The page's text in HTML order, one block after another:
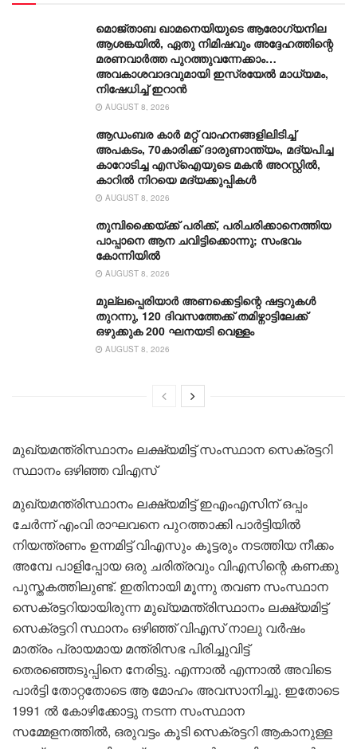
മൊജ്താബ ഖാമനെയിയുടെ ആരോ​ഗ്യനില
ആശങ്കയിൽ, ഏതു നിമിഷവും അദ്ദേഹത്തിന്റെ
മരണവാർത്ത പുറത്തുവന്നേക്കാം…
അവകാശവാദവുമായി ഇസ്രയേൽ മാധ്യമം,
നിഷേധിച്ച് ഇറാൻ
AUGUST 8, 2026
ആഡംബര കാര്‍ മറ്റ് വാഹനങ്ങളിലിടിച്ച്
അപകടം, 70കാരിക്ക് ദാരുണാന്ത്യം, മദ്യപിച്ച
കാറോടിച്ച എസ്ഐയുടെ മകന്‍ അറസ്റ്റില്‍,
കാറില്‍ നിറയെ മദ്യക്കുപ്പികള്‍
AUGUST 8, 2026
തുമ്പിക്കൈയ്ക്ക് പരിക്ക്, പരിചരിക്കാനെത്തിയ
പാപ്പാനെ ആന ചവിട്ടിക്കൊന്നു; സംഭവം
കോന്നിയിൽ
AUGUST 8, 2026
മുല്ലപ്പെരിയാർ അണക്കെട്ടിന്റെ ഷട്ടറുകൾ
തുറന്നു, 120 ദിവസത്തേക്ക് തമിഴ്നാ‌ട്ടിലേക്ക്
ഒഴുക്കുക 200 ഘനയടി വെള്ളം
AUGUST 8, 2026
മുഖ്യമന്ത്രിസ്ഥാനം ലക്ഷ്യമിട്ട് സംസ്ഥാന സെക്രട്ടറി
സ്ഥാനം ഒഴിഞ്ഞ വിഎസ്
മുഖ്യമന്ത്രിസ്ഥാനം ലക്ഷ്യമിട്ട് ഇഎംഎസിന് ഒപ്പം
ചേർന്ന് എംവി രാഘവനെ പുറത്താക്കി പാർട്ടിയിൽ
നിയന്ത്രണം ഉന്നമിട്ട് വിഎസും കൂട്ടരും നടത്തിയ നീക്കം
അമ്പേ പാളിപ്പോയ ഒരു ചരിത്രവും വിഎസിന്റെ കണക്കു
പുസ്തകത്തിലുണ്ട്. ഇതിനായി മൂന്നു തവണ സംസ്ഥാന
സെക്രട്ടറിയായിരുന്ന മുഖ്യമന്ത്രിസ്ഥാനം ലക്ഷ്യമിട്ട്
സെക്രട്ടറി സ്ഥാനം ഒഴിഞ്ഞ് വിഎസ് നാലു വർഷം
മാത്രം പ്രായമായ മന്ത്രിസഭ പിരിച്ചുവിട്ട്
തെരഞ്ഞെടുപ്പിനെ നേരിട്ടു. എന്നാൽ എന്നാൽ അവിടെ
പാർട്ടി തോറ്റതോടെ ആ മോഹം അവസാനിച്ചു. ഇതോടെ
1991 ൽ കോഴിക്കോട്ടു നടന്ന സംസ്ഥാന
സമ്മേളനത്തിൽ, ഒരുവട്ടം കൂടി സെക്രട്ടറി ആകാനുള്ള